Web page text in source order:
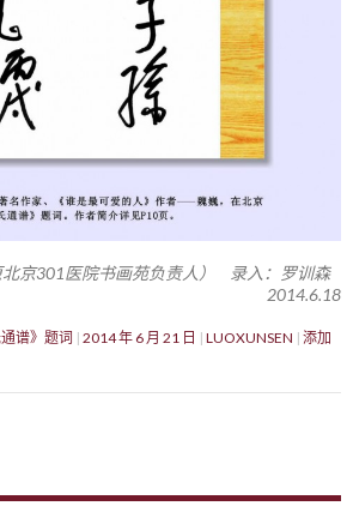
北京301医院书画苑负责人） 录入：罗训森
2014.6.18
谱》题词 2014 年 6 月 21 日 LUOXUNSEN 添加